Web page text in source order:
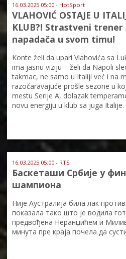
16.03.2025 05:00 - HotSport
VLAHOVIĆ OSTAJE U
KLUB?! Strastveni trener
napadača u svom timu!
Konte želi da upari Vlahovića sa
ima jasnu viziju – želi da Napoli
takmac, ne samo u Italiji već i na
razočaravajuće prošle sezone u
mestu Serije A, dolazak
novu energiju u klub sa juga Italije.
16.03.2025 05:00 - RTS
Баскеташи Србије у
шампиона
Није Аустралија била лак
показала тако што је водила
предвођена Неранџићем и
минута пре краја почела да